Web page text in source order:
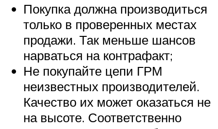
Покупка должна производиться
только в проверенных местах
продажи. Так меньше шансов
нарваться на контрафакт;
Не покупайте цепи ГРМ
неизвестных производителей.
Качество их может оказаться не
на высоте. Соответственно